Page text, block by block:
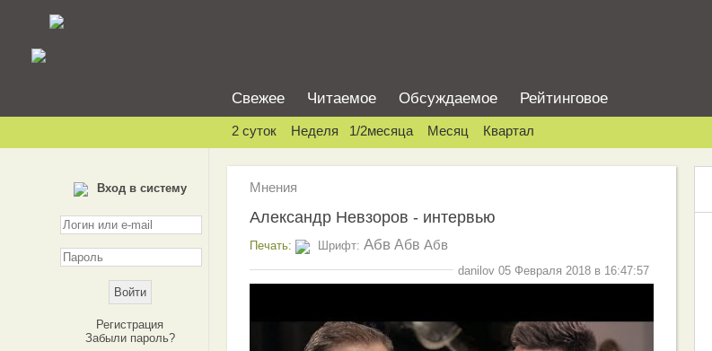
Вход в систему
Регистрация
Забыли пароль?
Свежее Читаемое Обсуждаемое Рейтинговое
2 суток Неделя 1/2месяца Месяц Квартал
Мнения
Александр Невзоров - интервью
Печать: Шрифт: Абв Абв Абв
danilov 05 Февраля 2018 в 16:47:57